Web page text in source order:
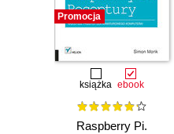
Promocja
książka ebook
Raspberry Pi.